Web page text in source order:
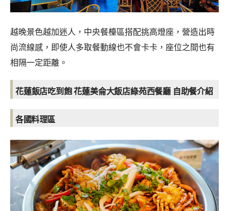
越晚景色越加迷人，中央餐檯區搭配挑高燈座，營造出時
尚流線感，即使人多取餐動線也不會卡卡，座位之間也有
相隔一定距離。
花蓮飯店吃到飽 花蓮美侖大飯店綠苑西餐廳 自助餐介紹
各國料理區